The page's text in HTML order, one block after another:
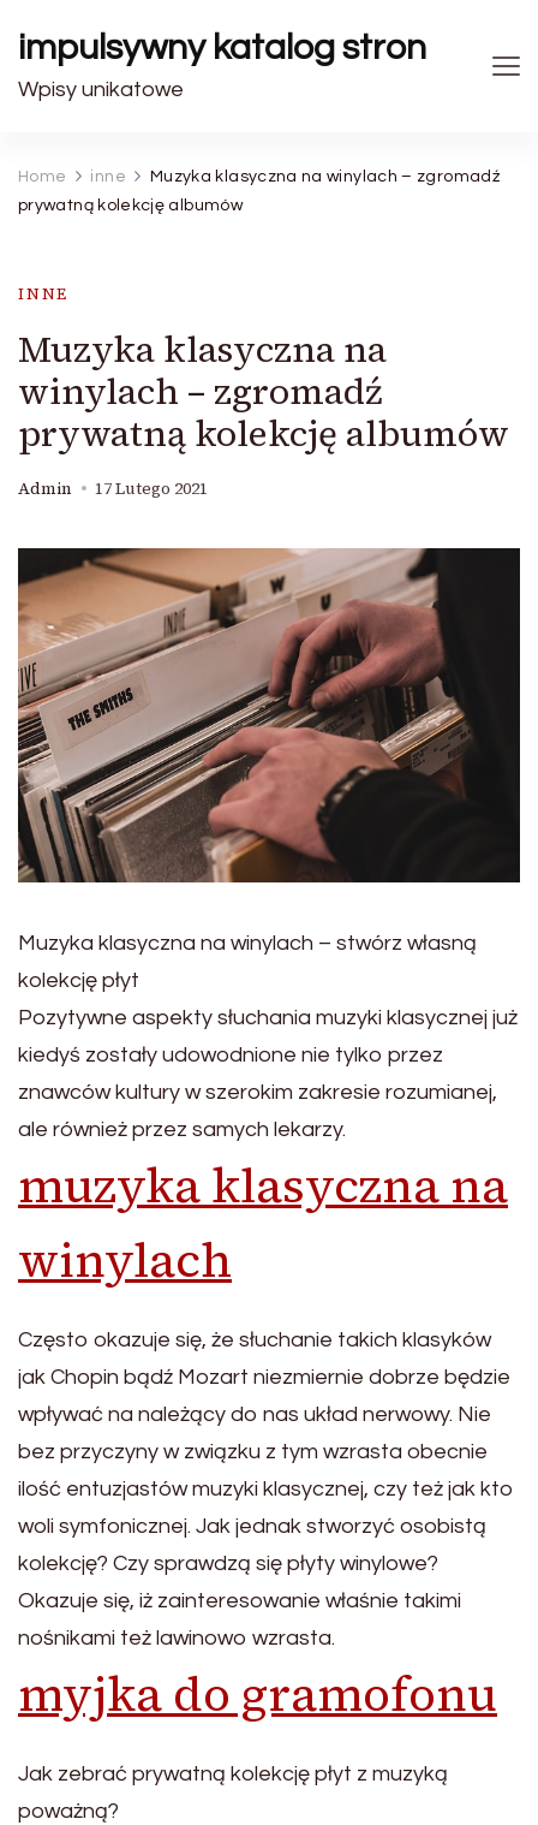
impulsywny katalog stron
Wpisy unikatowe
Home inne
Muzyka klasyczna na winylach – zgromadź
prywatną kolekcję albumów
INNE
Muzyka klasyczna na
winylach – zgromadź
prywatną kolekcję albumów
Admin 17 Lutego 2021
Muzyka klasyczna na winylach – stwórz własną
kolekcję płyt
Pozytywne aspekty słuchania muzyki klasycznej już
kiedyś zostały udowodnione nie tylko przez
znawców kultury w szerokim zakresie rozumianej,
ale również przez samych lekarzy.
muzyka klasyczna na
winylach
Często okazuje się, że słuchanie takich klasyków
jak Chopin bądź Mozart niezmiernie dobrze będzie
wpływać na należący do nas układ nerwowy. Nie
bez przyczyny w związku z tym wzrasta obecnie
ilość entuzjastów muzyki klasycznej, czy też jak kto
woli symfonicznej. Jak jednak stworzyć osobistą
kolekcję? Czy sprawdzą się płyty winylowe?
Okazuje się, iż zainteresowanie właśnie takimi
nośnikami też lawinowo wzrasta.
myjka do gramofonu
Jak zebrać prywatną kolekcję płyt z muzyką
poważną?